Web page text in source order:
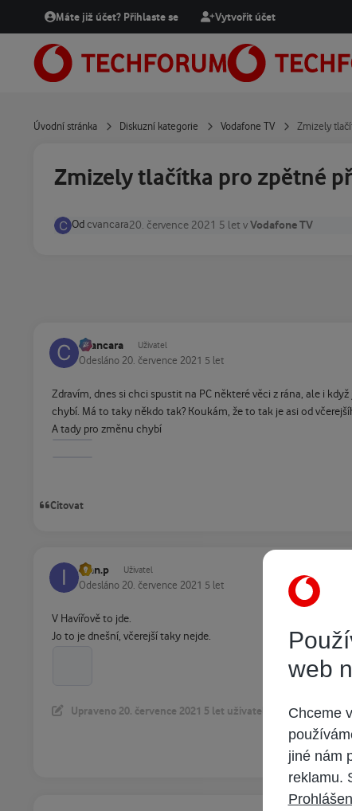
Přejít na obsah
Máte již účet? Přihlaste se Vytvořit účet
Úvodní stránka Diskuzní kategorie Vodafone TV Zmizely
Zmizely tlačítka pro zpětné
Od cvancara20. července 2021 5 let vVodafone TV
cvancara Uživatel
Odesláno 20. července 2021 5 let
Zdravím, dnes si chci spustit na PC některé věci z rána, ale i
chybí. Má to taky někdo tak? Koukám, že to tak je asi od
A tady pro změnu chybí
Citovat
ivan.p Uživatel
Odesláno 20. července 2021 5 let
V Havířově to jde.
Jo to je dnešní, včerejší taky nejde.
Upraveno 20. července 2021 5 let uživatelem ivan.p
web
Chceme
jiné nám
reklamu.